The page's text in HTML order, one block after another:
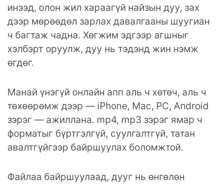
инээд, олон жил хараагүй найзын дуу, зах
дээр мөрөөдөл зарлах давалгааны шуугиан
ч багтаж чадна. Хөгжим эдгээр агшныг
хэлбэрт оруулж, дуу нь тэдэнд жин нэмж
өгдөг.
Манай үнэгүй онлайн апп аль ч хөтөч, аль ч
төхөөрөмж дээр — iPhone, Mac, PC, Android
зэрэг — ажиллана. mp4, mp3 зэрэг ямар ч
форматыг бүртгэлгүй, суулгалтгүй, татан
авалтгүйгээр байршуулах боломжтой.
Файлаа байршуулаад, дууг нь өнгөлөн